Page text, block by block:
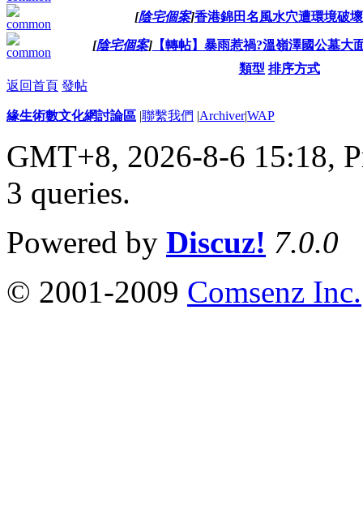
[陰宅個案]香港錦田名風水穴遭環境破壞
[陰宅個案]【轉帖】暴雨惹禍?溫嶺澤國公墓大
類型 排序方式
返回首頁 發帖
緣生術數文化網討論區 |聯繫我們 |Archiver|WAP
GMT+8, 2026-8-6 15:18,
3 queries.
Powered by Discuz! 7.0.0
© 2001-2009 Comsenz Inc.